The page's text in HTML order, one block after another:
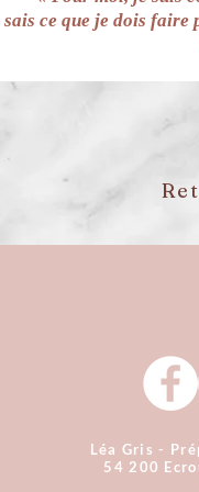
sais ce que je dois
Léa Gris -
54 200